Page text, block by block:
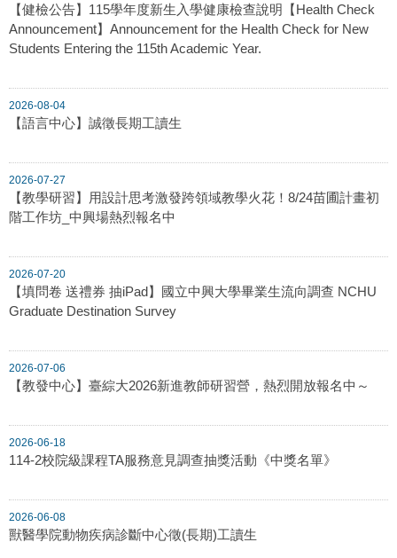
【健檢公告】115學年度新生入學健康檢查說明【Health Check
Announcement】Announcement for the Health Check for New
Students Entering the 115th Academic Year.
2026-08-04
【語言中心】誠徵長期工讀生
2026-07-27
【教學研習】用設計思考激發跨領域教學火花！8/24苗圃計畫初
階工作坊_中興場熱烈報名中
2026-07-20
【填問卷 送禮券 抽iPad】國立中興大學畢業生流向調查 NCHU
Graduate Destination Survey
2026-07-06
【教發中心】臺綜大2026新進教師研習營，熱烈開放報名中～
2026-06-18
114-2校院級課程TA服務意見調查抽獎活動《中獎名單》
2026-06-08
獸醫學院動物疾病診斷中心徵(長期)工讀生